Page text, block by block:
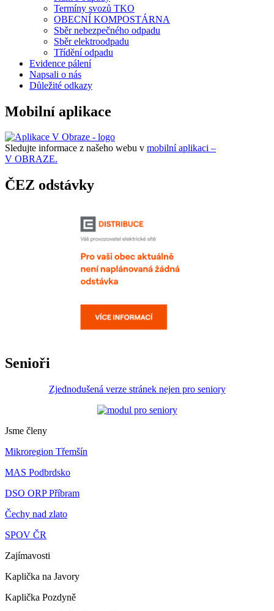
Termíny svozů TKO
OBECNÍ KOMPOSTÁRNA
Sběr nebezpečného odpadu
Sběr elektroodpadu
Třídění odpadu
Evidence pálení
Napsali o nás
Důležité odkazy
Mobilní aplikace
Sledujte informace z našeho webu v mobilní aplikaci –
V OBRAZE.
ČEZ odstávky
Senioři
Zjednodušená verze stránek nejen pro seniory
Jsme členy
Mikroregion Třemšín
MAS Podbrdsko
DSO ORP Příbram
Čechy nad zlato
SPOV ČR
Zajímavosti
Kaplička na Javory
Kaplička Pozdyně